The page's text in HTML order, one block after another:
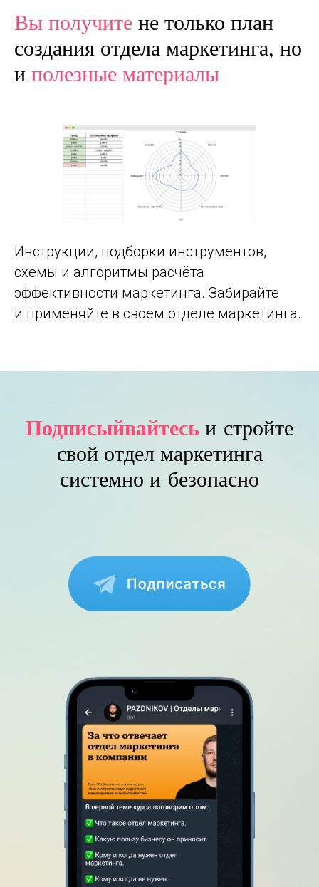
Вы получите не только план
создания отдела маркетинга, но
и полезные материалы
Инструкции, подборки инструментов,
схемы и алгоритмы расчёта
эффективности маркетинга. Забирайте
и применяйте в своём отделе маркетинга.
Подписыйвайтесь и стройте
свой отдел маркетинга
системно и безопасно